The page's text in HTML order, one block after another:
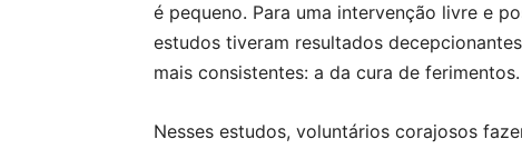
é pequeno. Para uma intervenção livre e
estudos tiveram resultados
mais consistentes: a da cura de ferimentos.
Nesses estudos, voluntários corajosos